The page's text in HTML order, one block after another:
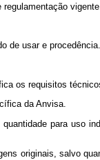
vigente.
de usar e procedência.
os requisitos
da Anvisa.
para uso
originais, salvo